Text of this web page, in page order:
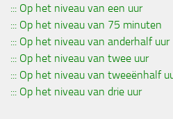
::: Op het niveau van een uur
::: Op het niveau van 75 minuten
::: Op het niveau van anderhalf uur
::: Op het niveau van twee uur
::: Op het niveau van tweeënhalf
::: Op het niveau van drie uur